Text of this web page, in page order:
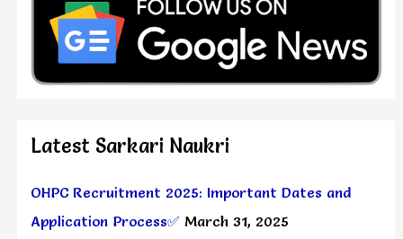
Latest Sarkari Naukri
OHPC Recruitment 2025: Important Dates and
Application Process✅ March 31, 2025